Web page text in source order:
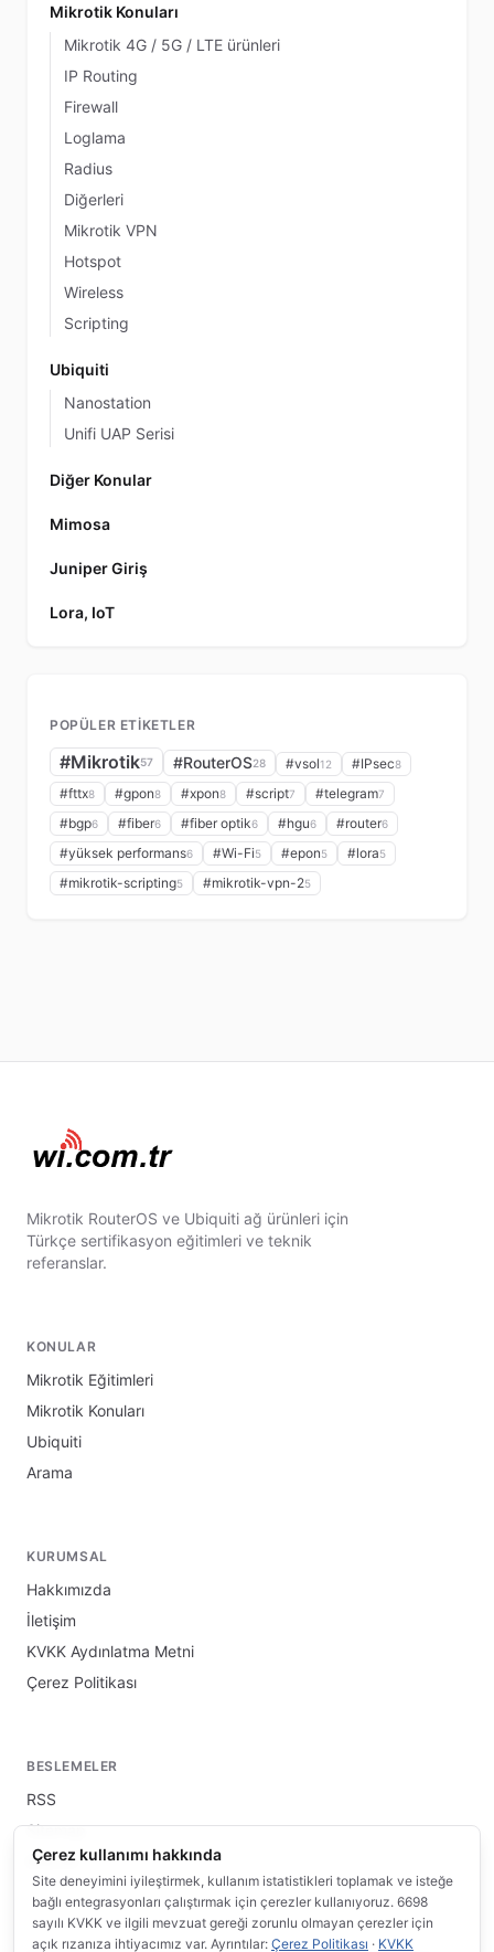
Mikrotik Konuları
Mikrotik 4G / 5G / LTE ürünleri
IP Routing
Firewall
Loglama
Radius
Diğerleri
Mikrotik VPN
Hotspot
Wireless
Scripting
Ubiquiti
Nanostation
Unifi UAP Serisi
Diğer Konular
Mimosa
Juniper Giriş
Lora, IoT
POPÜLER ETIKETLER
#Mikrotik57 #RouterOS28 #vsol12 #IPsec8
#fttx8 #gpon8 #xpon8 #script7 #telegram7
#bgp6 #fiber6 #fiber optik6 #hgu6 #router6
#yüksek performans6 #Wi-Fi5 #epon5 #lora5
#mikrotik-scripting5 #mikrotik-vpn-25
Mikrotik RouterOS ve Ubiquiti ağ ürünleri için
Türkçe sertifikasyon eğitimleri ve teknik
referanslar.
KONULAR
Mikrotik Eğitimleri
Mikrotik Konuları
Ubiquiti
Arama
KURUMSAL
Hakkımızda
İletişim
KVKK Aydınlatma Metni
Çerez Politikası
BESLEMELER
RSS
Sitemap
llms.txt
Çerez kullanımı hakkında
Site deneyimini iyileştirmek, kullanım istatistikleri toplamak ve isteğe
bağlı entegrasyonları çalıştırmak için çerezler kullanıyoruz. 6698
sayılı KVKK ve ilgili mevzuat gereği zorunlu olmayan çerezler için
açık rızanıza ihtiyacımız var. Ayrıntılar: Çerez Politikası · KVKK